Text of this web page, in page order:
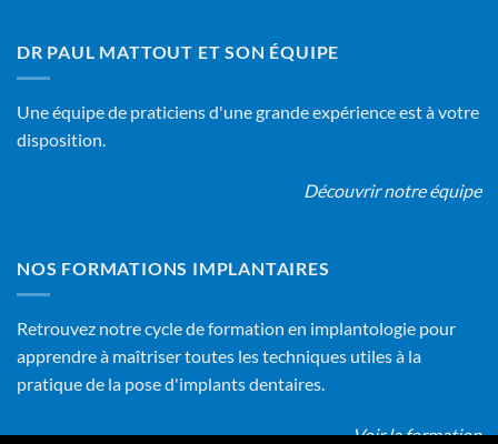
DR PAUL MATTOUT ET SON ÉQUIPE
Une équipe de praticiens d'une grande expérience est à votre
disposition.
Découvrir notre équipe
NOS FORMATIONS IMPLANTAIRES
Retrouvez notre cycle de formation en implantologie pour
apprendre à maîtriser toutes les techniques utiles à la
pratique de la pose d'implants dentaires.
Voir la formation